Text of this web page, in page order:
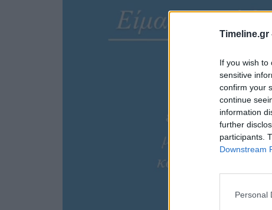
Timeline.gr
If you wish to
sensitive
confirm your
continue
information
further
participants.
Downstream
Personal